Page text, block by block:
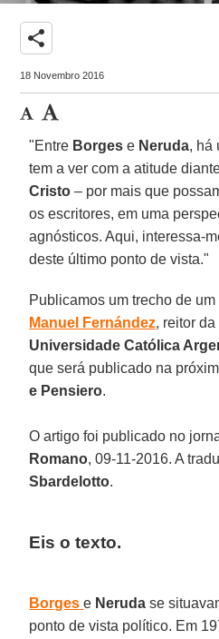
share
18 Novembro 2016
"Entre Borges e Neruda, há
tem a ver com a atitude
Cristo – por mais que
os escritores, em uma
agnósticos. Aqui, interessa-
deste último ponto de vista."
Publicamos um trecho de
Manuel Fernández, reitor da
Universidade Católica
que será publicado na
e Pensiero.
O artigo foi publicado no
Romano, 09-11-2016. A
Sbardelotto.
Eis o texto.
Borges e Neruda se
ponto de vista político. Em